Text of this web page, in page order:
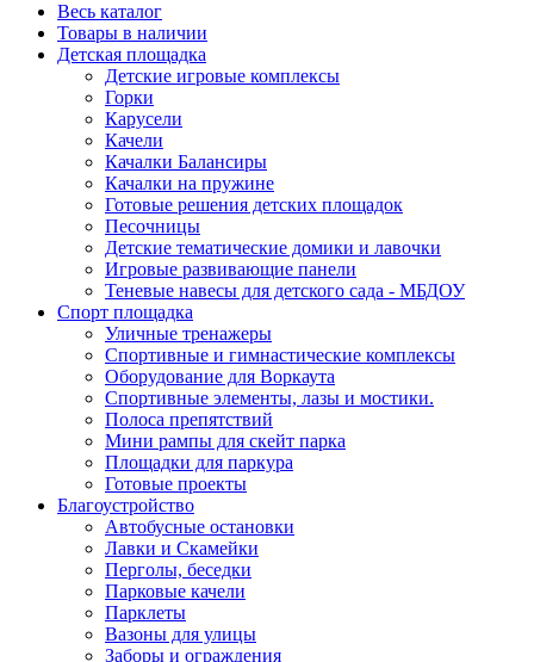
Весь каталог
Товары в наличии
Детская площадка
Детские игровые комплексы
Горки
Карусели
Качели
Качалки Балансиры
Качалки на пружине
Готовые решения детских площадок
Песочницы
Детские тематические домики и лавочки
Игровые развивающие панели
Теневые навесы для детского сада - МБДОУ
Спорт площадка
Уличные тренажеры
Спортивные и гимнастические комплексы
Оборудование для Воркаута
Спортивные элементы, лазы и мостики.
Полоса препятствий
Мини рампы для скейт парка
Площадки для паркура
Готовые проекты
Благоустройство
Автобусные остановки
Лавки и Скамейки
Перголы, беседки
Парковые качели
Парклеты
Вазоны для улицы
Заборы и ограждения